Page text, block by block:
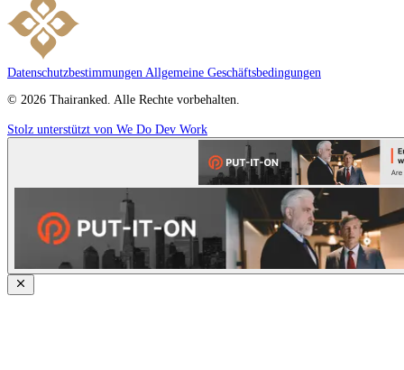
Datenschutzbestimmungen Allgemeine Geschäftsbedingungen
© 2026 Thairanked. Alle Rechte vorbehalten.
Stolz unterstützt von We Do Dev Work